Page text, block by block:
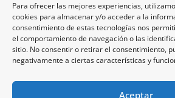
Para ofrecer las mejores experiencias,
cookies para almacenar y/o acceder a la
consentimiento de estas tecnologías nos
el comportamiento de navegación o las
sitio. No consentir o retirar el consentimiento,
negativamente a ciertas características y
Aceptar
RGPD
Aviso legal
Declaracion de
Política de